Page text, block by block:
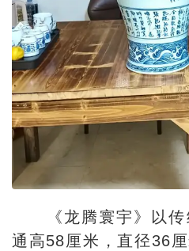
《龙腾寰宇》以
通高58厘米，直径36